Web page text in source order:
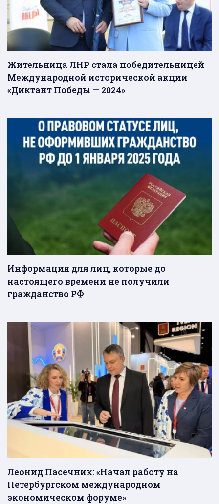
Жительница ЛНР стала победительницей
Международной исторической акции
«Диктант Победы — 2024»
Информация для лиц, которые до
настоящего времени не получили
гражданство РФ
Леонид Пасечник: «Начал работу на
Петербургском международном
экономическом форуме»